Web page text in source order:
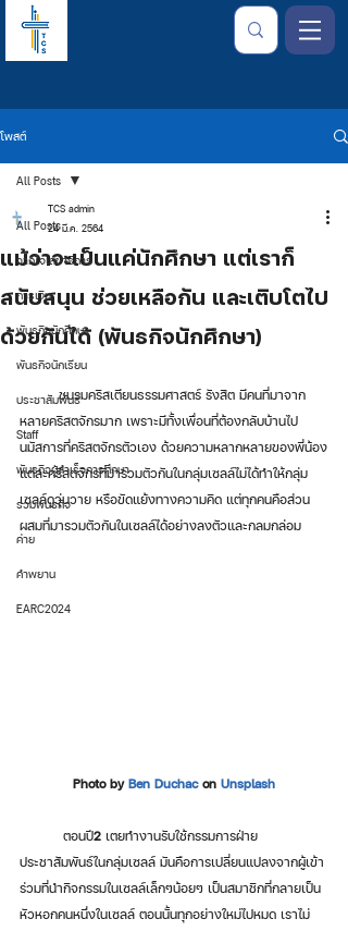
โพสต์
All Posts
จากใจเลขาธิการ
การเงิน
พันธกิจนักศึกษา
พันธกิจนักเรียน
ประชาสัมพันธ์
Staff
พันธกิจผู้สำเร็จการศึกษา
รวมพันธกิจ
ค่าย
คำพยาน
EARC2024
All Posts
แม้ว่าจะเป็นแค่นักศึกษา แต่เราก็
สนับสนุน ช่วยเหลือกัน และเติบโตไป
ด้วยกันได้ (พันธกิจนักศึกษา)
TCS admin
24 มี.ค. 2564
         ชมรมคริสเตียนธรรมศาสตร์ รังสิต มีคนที่มาจาก
หลายคริสตจักรมาก เพราะมีทั้งเพื่อนที่ต้องกลับบ้านไป
นมัสการที่คริสตจักรตัวเอง ด้วยความหลากหลายของพี่น้อง
แต่ละคริสตจักรที่มารวมตัวกันในกลุ่มเซลล์ไม่ได้ทำให้กลุ่ม
เซลล์ดูวุ่นวาย หรือขัดแย้งทางความคิด แต่ทุกคนคือส่วน
ผสมที่มารวมตัวกันในเซลล์ได้อย่างลงตัวและกลมกล่อม
Photo by Ben Duchac on Unsplash
          ตอนปี
2 เตยทำงานรับใช้กรรมการฝ่าย
ประชาสัมพันธ์ในกลุ่มเซลล์ มันคือการเปลี่ยนแปลงจากผู้เข้า
ร่วมที่นำกิจกรรมในเซลล์เล็กๆน้อยๆ เป็นสมาชิกที่กลายเป็น
หัวหอกคนหนึ่งในเซลล์ ตอนนั้นทุกอย่างใหม่ไปหมด เราไม่